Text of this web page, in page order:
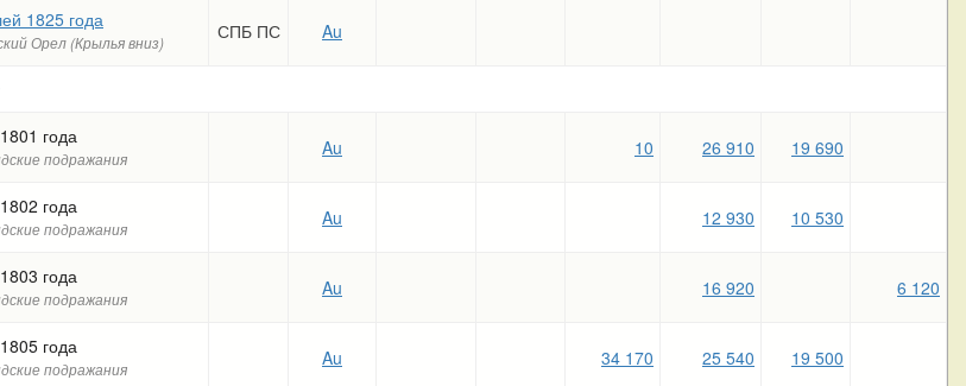
1825 года
Орел (Крылья вниз) СПБ ПС Au
года
подражания Au 10 26 910 19 690
года
подражания Au 12 930 10 530
года
подражания Au 16 920 6 120
года
подражания Au 34 170 25 540 19 500